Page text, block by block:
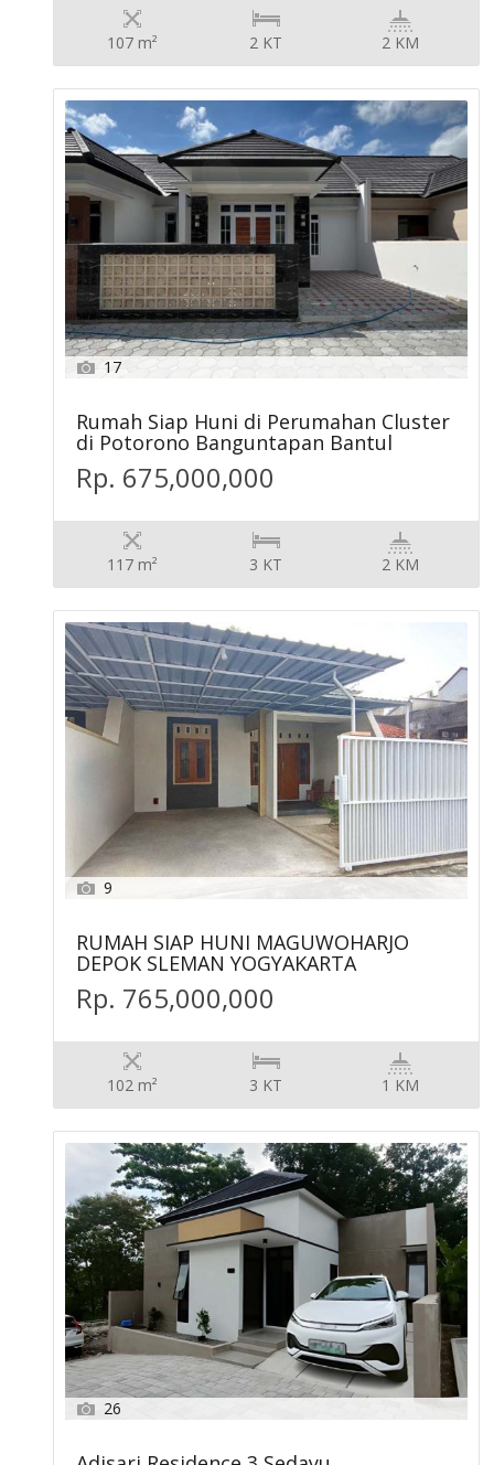
107 m² 2 KT 2 KM
17
Rumah Siap Huni di Perumahan Cluster
di Potorono Banguntapan Bantul
Rp. 675,000,000
117 m² 3 KT 2 KM
9
RUMAH SIAP HUNI MAGUWOHARJO
DEPOK SLEMAN YOGYAKARTA
Rp. 765,000,000
102 m² 3 KT 1 KM
26